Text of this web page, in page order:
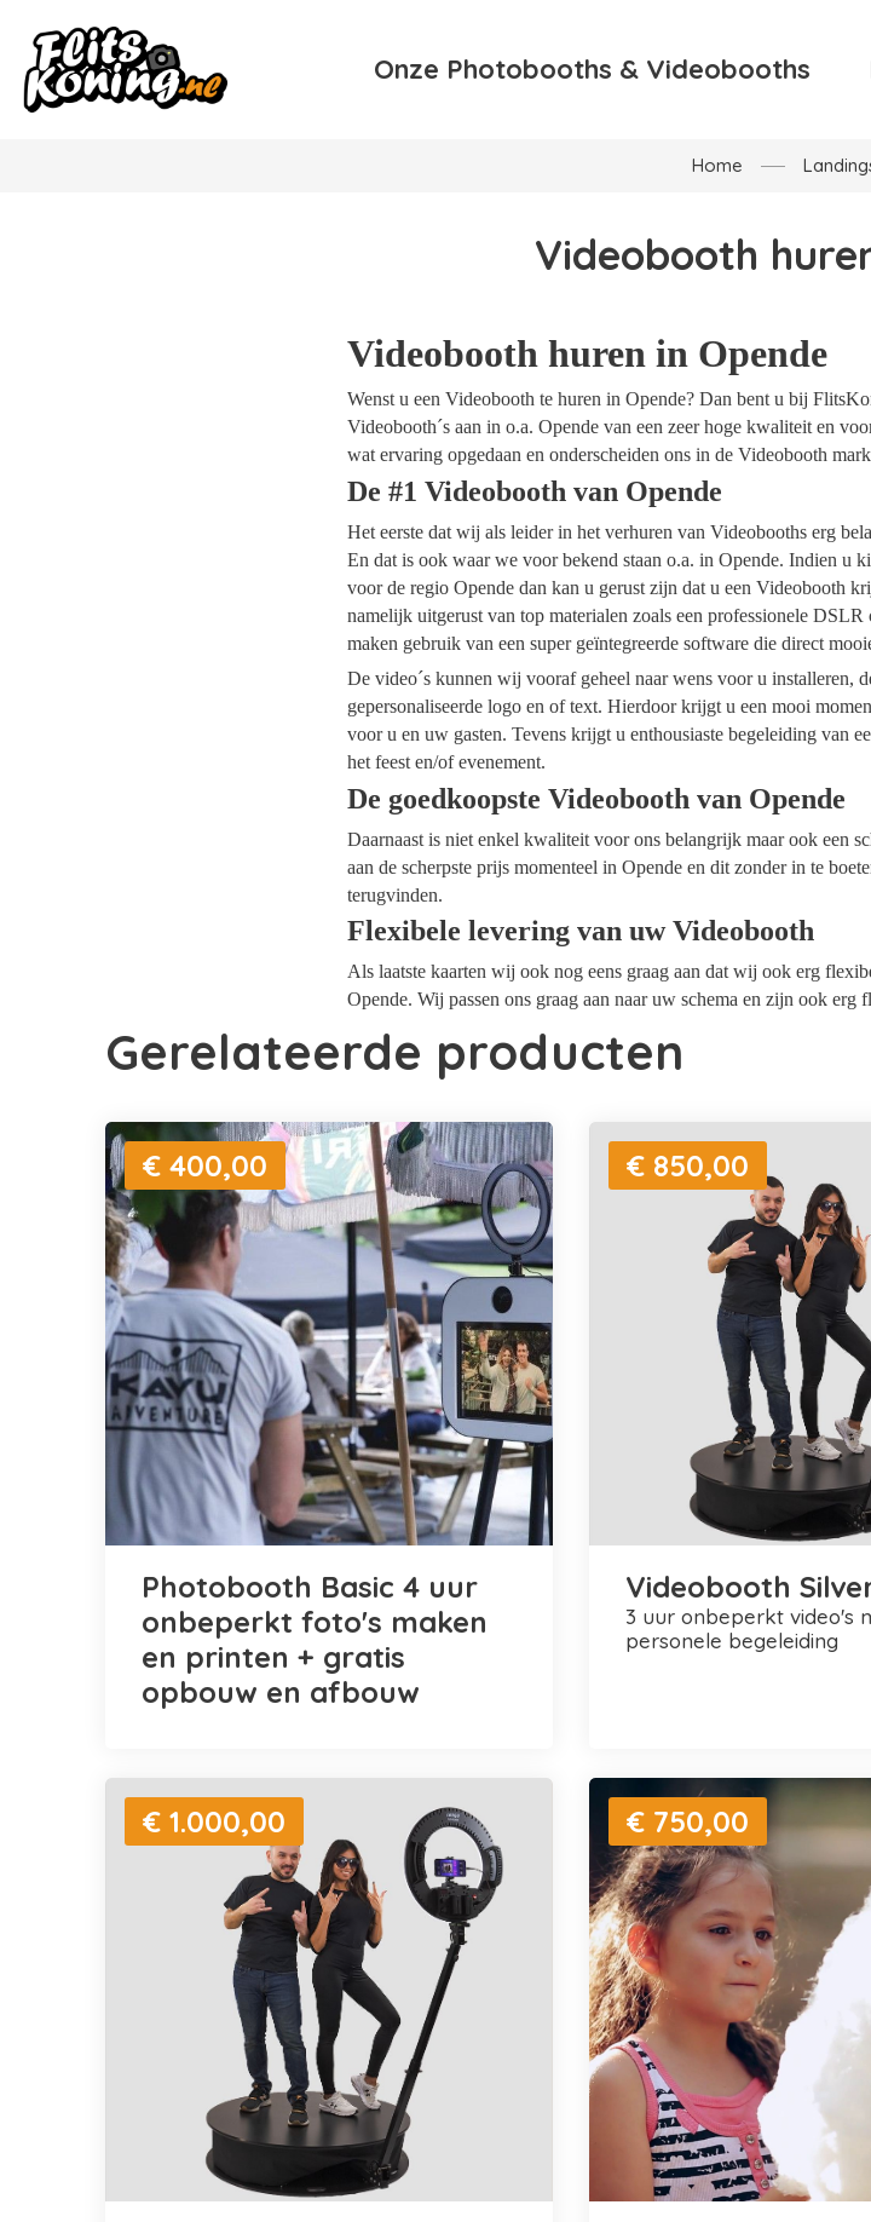
Onze Photobooths & Videobooths
Home
Videobooth
Videobooth huren in Opende
Wenst u een Videobooth te huren in Opende? Dan bent u bij
Videobooth´s aan in o.a. Opende van een zeer hoge kwaliteit en
wat ervaring opgedaan en onderscheiden ons in de Videobooth
De #1 Videobooth van Opende
Het eerste dat wij als leider in het verhuren van Videobooths erg
En dat is ook waar we voor bekend staan o.a. in Opende. Indien u
voor de regio Opende dan kan u gerust zijn dat u een Videobooth
namelijk uitgerust van top materialen zoals een professionele
maken gebruik van een super geïntegreerde software die direct
De video´s kunnen wij vooraf geheel naar wens voor u installeren,
gepersonaliseerde logo en of text. Hierdoor krijgt u een mooi
voor u en uw gasten. Tevens krijgt u enthousiaste begeleiding van
het feest en/of evenement.
De goedkoopste Videobooth van Opende
Daarnaast is niet enkel kwaliteit voor ons belangrijk maar ook een
aan de scherpste prijs momenteel in Opende en dit zonder in te
terugvinden.
Flexibele levering van uw Videobooth
Als laatste kaarten wij ook nog eens graag aan dat wij ook erg
Opende. Wij passen ons graag aan naar uw schema en zijn ook erg
Gerelateerde producten
€ 400,00
Photobooth Basic 4 uur
onbeperkt foto's maken
en printen + gratis
opbouw en afbouw
€ 850,00
Videobooth
3 uur onbeperkt video's maken +
personele begeleiding
€ 1.000,00 € 750,00